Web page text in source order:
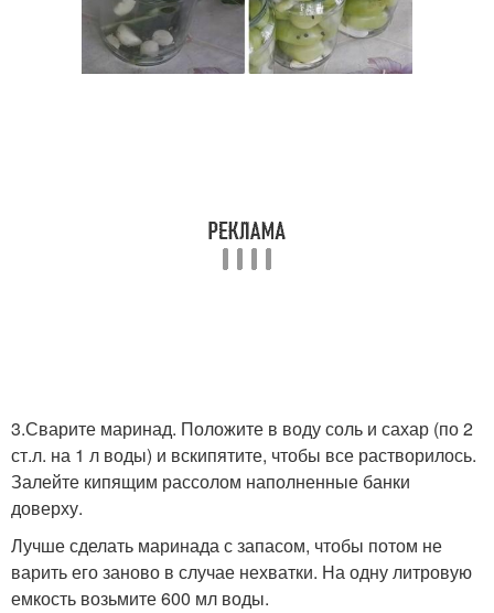
3.Сварите маринад. Положите в воду соль и сахар (по 2
ст.л. на 1 л воды) и вскипятите, чтобы все растворилось.
Залейте кипящим рассолом наполненные банки
доверху.
Лучше сделать маринада с запасом, чтобы потом не
варить его заново в случае нехватки. На одну литровую
емкость возьмите 600 мл воды.